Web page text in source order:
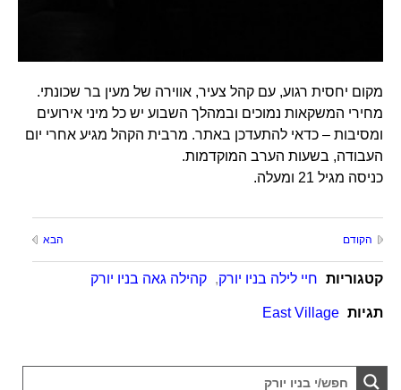
מקום יחסית רגוע, עם קהל צעיר, אווירה של מעין בר שכונתי.
מחירי המשקאות נמוכים ובמהלך השבוע יש כל מיני אירועים
ומסיבות – כדאי להתעדכן באתר. מרבית הקהל מגיע אחרי יום
העבודה, בשעות הערב המוקדמות.
כניסה מגיל 21 ומעלה.
הקודם הבא
קטגוריות חיי לילה בניו יורק, קהילה גאה בניו יורק
תגיות East Village